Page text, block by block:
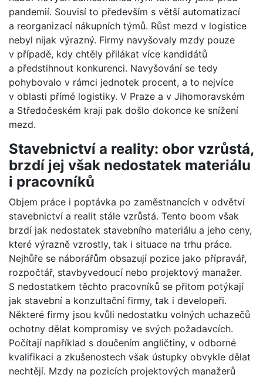
pandemií. Souvisí to především s větší automatizací
a reorganizací nákupních týmů. Růst mezd v logistice
nebyl nijak výrazný. Firmy navyšovaly mzdy pouze
v případě, kdy chtěly přilákat více kandidátů
a předstihnout konkurenci. Navyšování se tedy
pohybovalo v rámci jednotek procent, a to nejvíce
v oblasti přímé logistiky. V Praze a v Jihomoravském
a Středočeském kraji pak došlo dokonce ke snížení
mezd.
Stavebnictví a reality: obor vzrůstá,
brzdí jej však nedostatek materiálu
i pracovníků
Objem práce i poptávka po zaměstnancích v odvětví
stavebnictví a realit stále vzrůstá. Tento boom však
brzdí jak nedostatek stavebního materiálu a jeho ceny,
které výrazně vzrostly, tak i situace na trhu práce.
Nejhůře se náborářům obsazují pozice jako přípravář,
rozpočtář, stavbyvedoucí nebo projektový manažer.
S nedostatkem těchto pracovníků se přitom potýkají
jak stavební a konzultační firmy, tak i developeři.
Některé firmy jsou kvůli nedostatku volných uchazečů
ochotny dělat kompromisy ve svých požadavcích.
Počítají například s doučením angličtiny, v odborné
kvalifikaci a zkušenostech však ústupky obvykle dělat
nechtějí. Mzdy na pozicích projektových manažerů